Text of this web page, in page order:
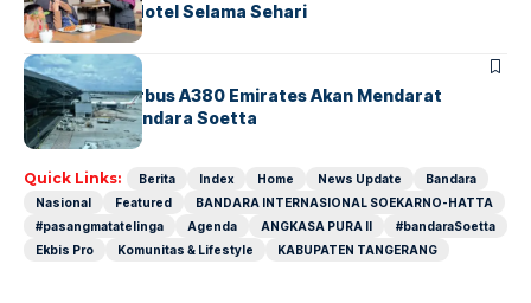
Operasional Hotel Selama Sehari
BANDARA BERITA
8 Agustus, Airbus A380 Emirates Akan Mendarat
Perdana di Bandara Soetta
Quick Links: Berita Index Home News Update
Bandara
Nasional
Featured
BANDARA INTERNASIONAL SOEKARNO-HATTA
#pasangmatatelinga
Agenda ANGKASA PURA II
#bandaraSoetta
Ekbis Pro
Komunitas & Lifestyle KABUPATEN TANGERANG